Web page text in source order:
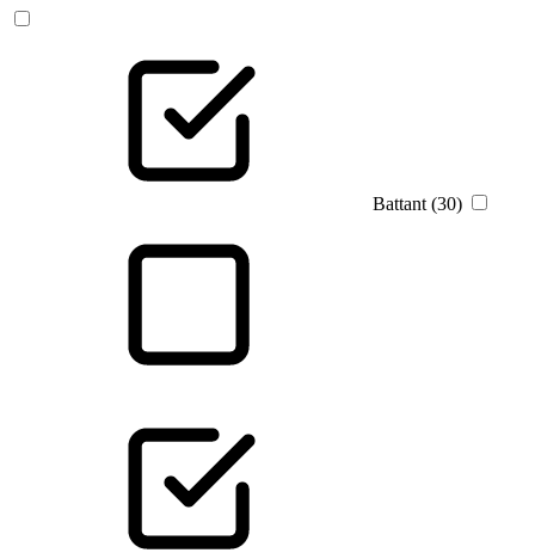
Battant (30)